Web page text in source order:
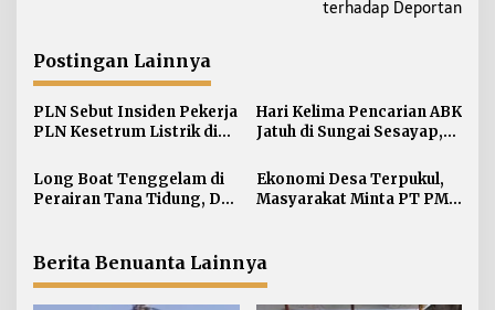
a
s
i
p
o
s
terhadap Deportan
Postingan Lainnya
PLN Sebut Insiden Pekerja
PLN Kesetrum Listrik di
Investigasi
Hari Kelima Pencarian ABK
Jatuh di Sungai Sesayap,
Pencarian
Long Boat Tenggelam di
Perairan Tana Tidung, Dua
Ekonomi Desa Terpukul,
Masyarakat Minta PT PMJ
Berita Benuanta Lainnya